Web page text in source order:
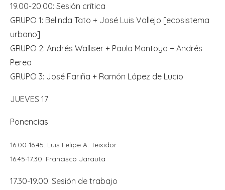
19.00-20.00: Sesión crítica
GRUPO 1: Belinda Tato + José Luis Vallejo [ecosistema
urbano]
GRUPO 2: Andrés Walliser + Paula Montoya + Andrés
Perea
GRUPO 3: José Fariña + Ramón López de Lucio
JUEVES 17
Ponencias
16.00-16.45: Luis Felipe A. Teixidor
16.45-17.30: Francisco Jarauta
17.30-19.00: Sesión de trabajo